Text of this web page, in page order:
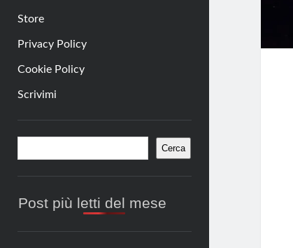
Store
Privacy Policy
Cookie Policy
Scrivimi
Barra
laterale
Cerca
Post più letti del mese